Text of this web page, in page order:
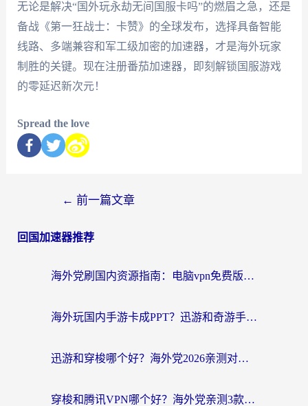
无论是解决“国外玩永劫无间国服卡吗”的燃眉之急，还是
备战《第一狂战士：卡赞》的全球发布，选择具备智能
线路、多端兼容和军工级加密的加速器，才是海外玩家
制胜的关键。现在注册番茄加速器，即刻解锁国服游戏
的零延迟新次元！
Spread the love
← 前一篇文章
回国加速器推荐
海外党刷国内资源指南：电脑vpn免费版真的能用吗？选对加速器才是关键
海外玩国内手游卡成PPT？迅游和奇游手游哪个好？附真实VPN评测及番茄加速器体验
迅游和穿梭哪个好？海外党2026亲测对比+免费vs付费选择指南，附番茄加速器实测体验
穿梭和腾讯VPN哪个好？海外党亲测3款热门回国加速器，附避坑指南